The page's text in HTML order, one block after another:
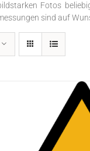
Fotos
sind auf